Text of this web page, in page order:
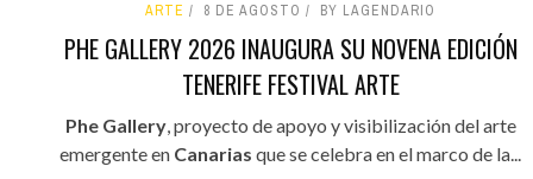
ARTE 8 DE AGOSTO BY LAGENDARIO
PHE GALLERY 2026 INAUGURA SU NOVENA EDICIÓN
TENERIFE FESTIVAL ARTE
Phe Gallery, proyecto de apoyo y visibilización del arte
emergente en Canarias que se celebra en el marco de la...